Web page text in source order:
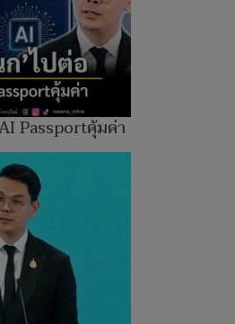
Passportคุ้มค่า